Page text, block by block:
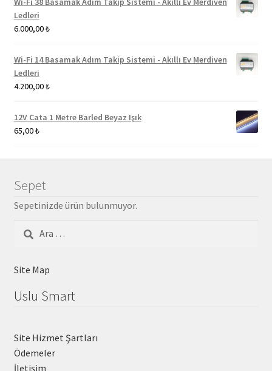
Ledleri
6.000,00₺
Wi-Fi 14 Basamak Adım Takip Sistemi - Akıllı Ev Merdiven
Ledleri
4.200,00₺
12V Cata 1 Metre Barled Beyaz Işık
65,00₺
Sepet
Sepetinizde ürün bulunmuyor.
Site Map
Uslu Smart
Site Hizmet Şartları
Ödemeler
İletişim